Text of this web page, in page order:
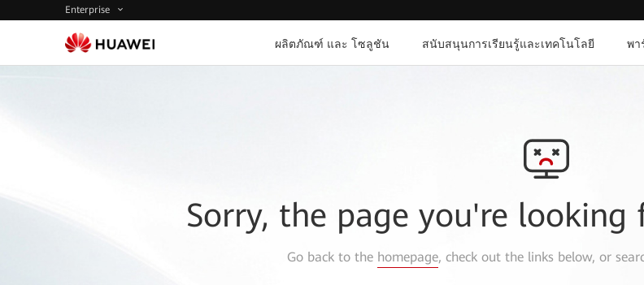
Enterprise
ผลิตภัณฑ์ และ โซลูชัน สนับสนุนการเรียนรู้และเทคโนโลยี พา
Sorry, the page you're looking
Go back to the homepage, check out the links below, or